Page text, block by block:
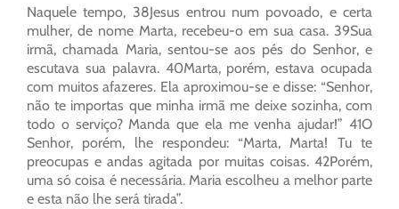
Naquele tempo, 38Jesus entrou num povoado, e certa
mulher, de nome Marta, recebeu-o em sua casa. 39Sua
irmã, chamada Maria, sentou-se aos pés do Senhor, e
escutava sua palavra. 40Marta, porém, estava ocupada
com muitos afazeres. Ela aproximou-se e disse: “Senhor,
não te importas que minha irmã me deixe sozinha, com
todo o serviço? Manda que ela me venha ajudar!” 41O
Senhor, porém, lhe respondeu: “Marta, Marta! Tu te
preocupas e andas agitada por muitas coisas. 42Porém,
uma só coisa é necessária. Maria escolheu a melhor parte
e esta não lhe será tirada”.